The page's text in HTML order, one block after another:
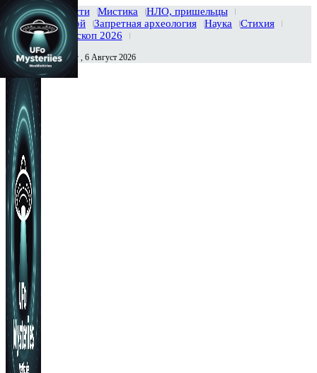
Главная Новости Мистика
НЛО, пришельцы
Тайны вселенной
Запретная археология Наука
Стихия
История
Гороскоп 2026
Сегодня Четверг , 6 Август 2026